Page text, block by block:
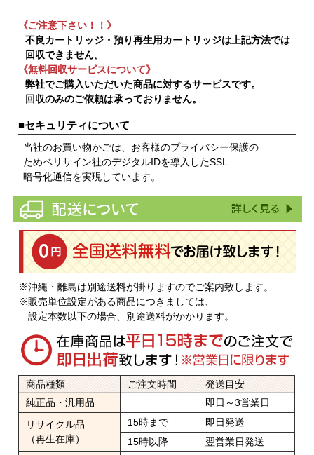
《ご注意下さい！！》
不良カートリッジ・預り再生用カートリッジは上記方法では
回収できません。
《無料回収サービスについて》
弊社でご購入いただいた商品に対するサービスです。
回収のみのご依頼は承っておりません。
■セキュリティについて
当社のお買い物かごは、お客様のプライバシー保護の
ためベリサイン社のデジタルIDを導入したSSL
暗号化通信を実現しています。
※沖縄・離島は別途送料が掛りますのでご案内致します。
※販売単位設定がある商品につきましては、
設定本数以下の場合、別途送料がかかります。
商品種類 ご注文時間
発送目安
純正品・汎用品
即日～3営業日
リサイクル品
（再生在庫）
15時まで
即日発送
15時以降
翌営業日発送